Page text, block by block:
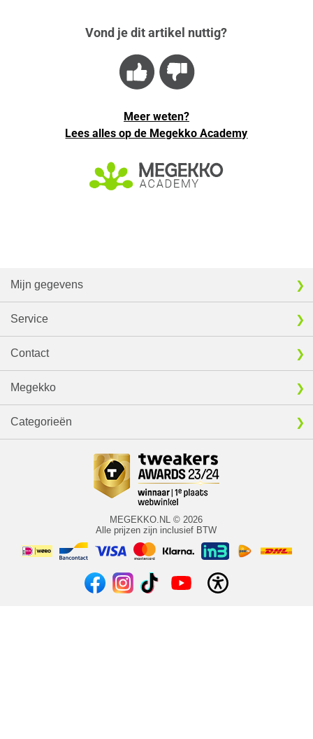
Vond je dit artikel nuttig?
Meer weten?
Lees alles op de Megekko Academy
Mijn gegevens
Service
Contact
Megekko
Categorieën
MEGEKKO.NL © 2026
Alle prijzen zijn inclusief BTW